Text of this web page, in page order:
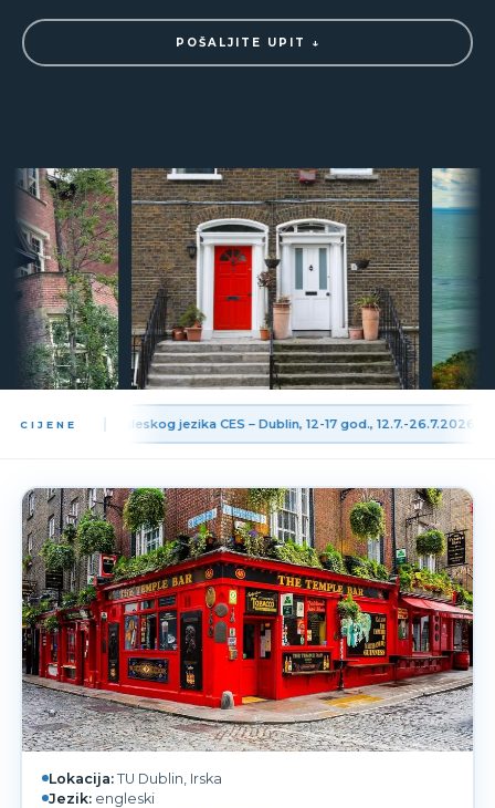
POŠALJITE UPIT ↓
CIJENE
Ljetna škola engleskog jezika CES – Dublin, 12-17 god., 12.7.-26.7.2026.:
Lokacija:TU Dublin, Irska
Jezik:engleski